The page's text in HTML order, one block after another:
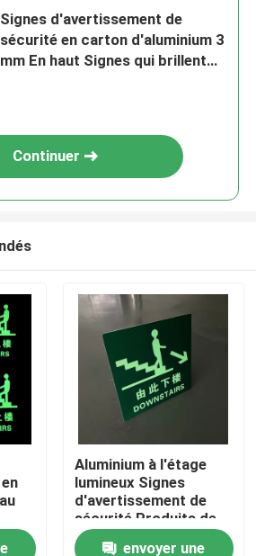
Signes d'avertissement de
sécurité en carton d'aluminium 3
mm En haut Signes qui brillent
Continuer
Aluminium à l'étage
lumineux Signes
d'avertissement de
sécurité Produits de
sécurité
envoyer une